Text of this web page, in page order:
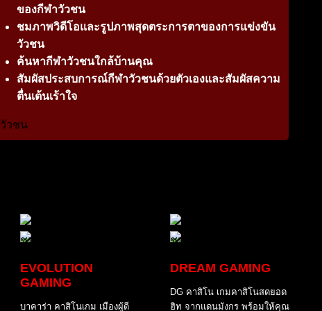
ของกีฬาวัวชน
ชมภาพวิดีโอและรูปภาพสุดตระการตาของการแข่งขัน
วัวชน
ค้นหากีฬาวัวชนใกล้บ้านคุณ
สัมผัสประสบการณ์กีฬาวัวชนด้วยตัวเองและสัมผัสความ
ตื่นเต้นเร้าใจ
EVOLUTION
GAMING
บาคาร่า คาสิโนเกม เมืองผู้ดี
DREAM GAMING
DG คาสิโน เกมคาสิโนสดยอด
ฮิท จากแดนมังกร พร้อมให้คุณ